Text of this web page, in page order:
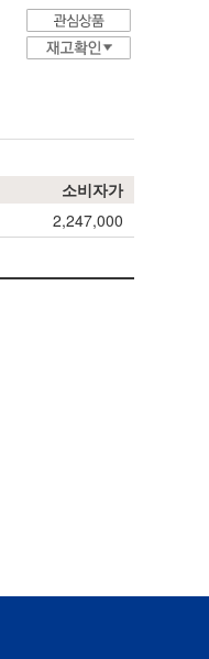
소비자가
2,247,000